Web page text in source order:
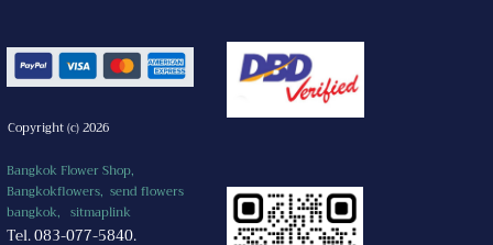
Copyright (c) 2026
Bangkok Flower Shop,
Bangkokflowers, send flowers
bangkok, sitmaplink
Tel. 083-077-5840.